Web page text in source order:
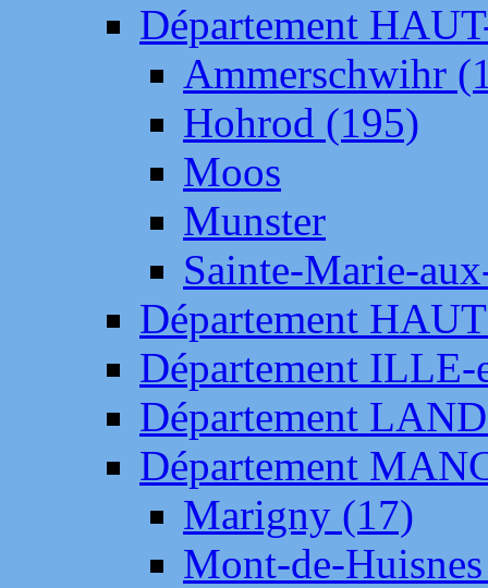
Département
Ammerschwihr
Hohrod (195)
Moos
Munster
Sainte-Marie-
Département
Département
Département
Département
Marigny (17)
Mont-de-